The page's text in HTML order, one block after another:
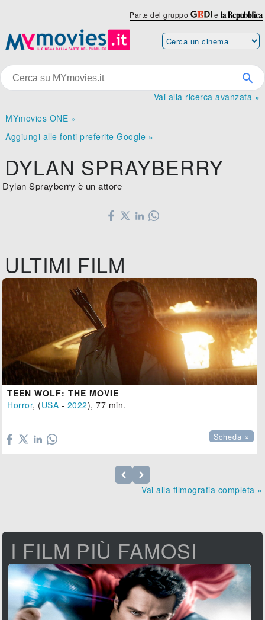
Parte del gruppo e
Vai alla ricerca avanzata »
MYmovies ONE »
Aggiungi alle fonti preferite Google »
DYLAN SPRAYBERRY
Dylan Sprayberry è un attore
ULTIMI FILM
TEEN WOLF: THE MOVIE
Horror, (USA - 2022), 77 min.
Scheda »
Vai alla filmografia completa »
I FILM PIÙ FAMOSI